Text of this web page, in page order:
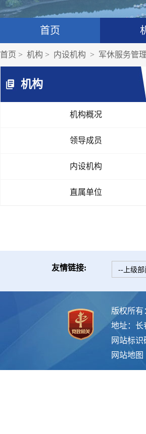
首页
首页 > 机构 > 内设机构 > 军休服务管
机构
机构概况
领导成员
内设机构
直属单位
友情链接: --上级
版权所有
地址：长
网站标识
网站地图